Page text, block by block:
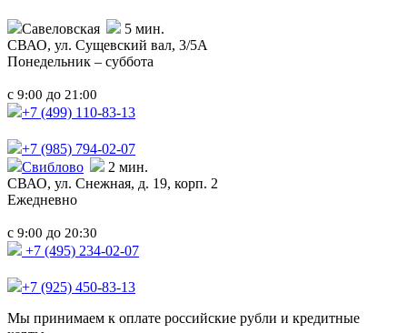
Савеловская
5 мин.
СВАО, ул. Сущевский вал, 3/5А
Понедельник – суббота
с 9:00 до 21:00
+7 (499) 110-83-13
+7 (985) 794-02-07
Свиблово
2 мин.
СВАО, ул. Снежная, д. 19, корп. 2
Ежедневно
с 9:00 до 20:30
+7 (495) 234-02-07
+7 (925) 450-83-13
Мы принимаем к оплате российские рубли и кредитные